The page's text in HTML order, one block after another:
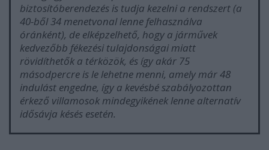
biztosítóberendezés is tudja kezelni a rendszert (a
40-ből 34 menetvonal lenne felhasználva
óránként), de elképzelhető, hogy a járművek
kedvezőbb fékezési tulajdonságai miatt
rövidíthetők a térközök, és így akár 75
másodpercre is le lehetne menni, amely már 48
indulást engedne, így a kevésbé szabályozottan
érkező villamosok mindegyikének lenne alternatív
idősávja késés esetén.